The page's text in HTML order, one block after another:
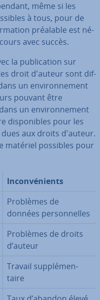
même si les
à tous, pour de
préalable est né­
avec succès.
la pu­bli­ca­tion sur
droit d'auteur sont dif­
un en­vi­ron­ne­ment
pouvant être
un en­vi­ron­ne­ment
dis­po­nibles pour les
aux droits d'auteur.
matériel possibles pour
In­con­vé­nients
Problèmes de
données per­son­nelles
Problèmes de droits
d’auteur
Travail sup­plé­men­
taire